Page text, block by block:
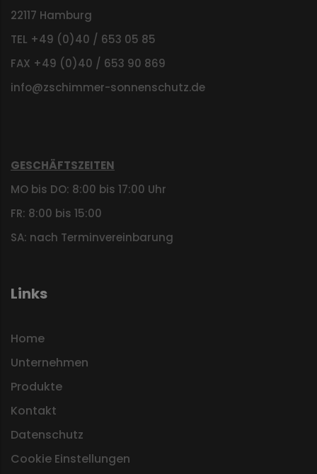
22117 Hamburg
TEL +49 (0)40 / 653 05 85
FAX +49 (0)40 / 653 90 869
info@zschimmer-sonnenschutz.de
GESCHÄFTSZEITEN
MO bis DO: 8:00 bis 17:00 Uhr
FR: 8:00 bis 15:00
SA: nach Terminvereinbarung
Links
Home
Unternehmen
Produkte
Kontakt
Datenschutz
Cookie Einstellungen